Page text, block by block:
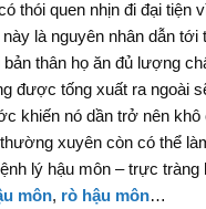
thói quen nhịn đi đại tiện
là nguyên nhân dẫn tới
bản thân họ ăn đủ lượng
được tống xuất ra ngoài
khiến nó dần trở nên khô
xuyên còn có thể
lý hậu môn – trực tràng
môn, rò hậu môn…